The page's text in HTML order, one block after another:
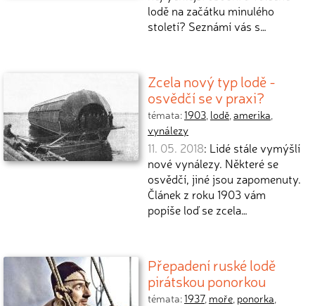
lodě na začátku minulého
století? Seznámí vás s…
Zcela nový typ lodě -
osvědčí se v praxi?
témata:1903, lodě,amerika,
vynálezy
11. 05. 2018: Lidé stále vymýšlí
nové vynálezy. Některé se
osvědčí, jiné jsou zapomenuty.
Článek z roku 1903 vám
popíše loď se zcela…
Přepadení ruské lodě
pirátskou ponorkou
témata:1937, moře, ponorka,